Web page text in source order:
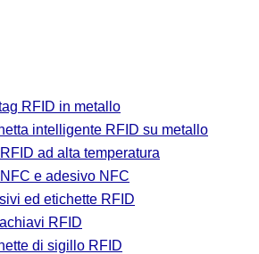
RFID in metallo
intelligente RFID su metallo
ad alta temperatura
e adesivo NFC
ed etichette RFID
RFID
di sigillo RFID